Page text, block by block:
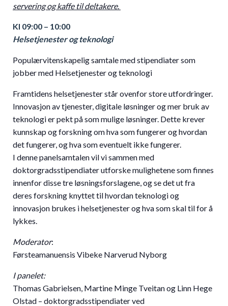
servering og kaffe til deltakere.
Kl 09:00 – 10:00
Helsetjenester og teknologi
Populærvitenskapelig samtale med stipendiater som
jobber med Helsetjenester og teknologi
Framtidens helsetjenester står ovenfor store utfordringer.
Innovasjon av tjenester, digitale løsninger og mer bruk av
teknologi er pekt på som mulige løsninger. Dette krever
kunnskap og forskning om hva som fungerer og hvordan
det fungerer, og hva som eventuelt ikke fungerer.
I denne panelsamtalen vil vi sammen med
doktorgradsstipendiater utforske mulighetene som finnes
innenfor disse tre løsningsforslagene, og se det ut fra
deres forskning knyttet til hvordan teknologi og
innovasjon brukes i helsetjenester og hva som skal til for å
lykkes.
Moderator:
Førsteamanuensis Vibeke Narverud Nyborg
I panelet:
Thomas Gabrielsen, Martine Minge Tveitan og Linn Hege
Olstad – doktorgradsstipendiater ved